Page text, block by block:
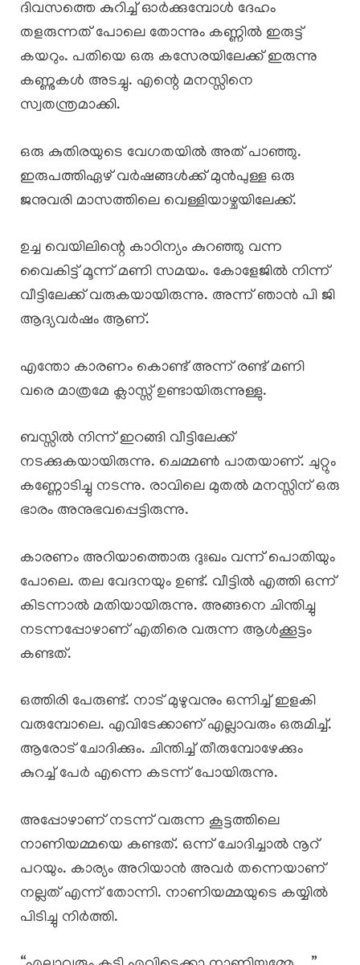
ദിവസത്തെ കുറിച്ച് ഓർക്കുമ്പോൾ ദേഹം
തളരുന്നത് പോലെ തോന്നും കണ്ണിൽ ഇരുട്ട്
കയറും. പതിയെ ഒരു കസേരയിലേക്ക് ഇരുന്നു
കണ്ണുകൾ അടച്ചു. എന്റെ മനസ്സിനെ
സ്വതന്ത്രമാക്കി.
ഒരു കുതിരയുടെ വേഗതയിൽ അത് പാഞ്ഞു.
ഇരുപത്തിഏഴ് വർഷങ്ങൾക്ക് മുൻപുള്ള ഒരു
ജനുവരി മാസത്തിലെ വെള്ളിയാഴ്ചയിലേക്ക്.
ഉച്ച വെയിലിന്റെ കാഠിന്യം കുറഞ്ഞു വന്ന
വൈകിട്ട് മൂന്ന് മണി സമയം. കോളേജിൽ നിന്ന്
വീട്ടിലേക്ക് വരുകയായിരുന്നു. അന്ന് ഞാൻ പി ജി
ആദ്യവർഷം ആണ്.
എന്തോ കാരണം കൊണ്ട് അന്ന് രണ്ട് മണി
വരെ മാത്രമേ ക്ലാസ്സ്‌ ഉണ്ടായിരുന്നുള്ളു.
ബസ്സിൽ നിന്ന് ഇറങ്ങി വീട്ടിലേക്ക്
നടക്കുകയായിരുന്നു. ചെമ്മൺ പാതയാണ്. ചുറ്റും
കണ്ണോടിച്ചു നടന്നു. രാവിലെ മുതൽ മനസ്സിന് ഒരു
ഭാരം അനുഭവപ്പെട്ടിരുന്നു.
കാരണം അറിയാത്തൊരു ദുഃഖം വന്ന് പൊതിയും
പോലെ. തല വേദനയും ഉണ്ട്. വീട്ടിൽ എത്തി ഒന്ന്
കിടന്നാൽ മതിയായിരുന്നു. അങ്ങനെ ചിന്തിച്ചു
നടന്നപ്പോഴാണ് എതിരെ വരുന്ന ആൾക്കൂട്ടം
കണ്ടത്.
ഒത്തിരി പേരുണ്ട്. നാട് മുഴുവനും ഒന്നിച്ച് ഇളകി
വരുമ്പോലെ. എവിടേക്കാണ് എല്ലാവരും ഒരുമിച്ച്.
ആരോട് ചോദിക്കും. ചിന്തിച്ച് തീരുമ്പോഴേക്കും
കുറച്ച് പേർ എന്നെ കടന്ന് പോയിരുന്നു.
അപ്പോഴാണ് നടന്ന് വരുന്ന കൂട്ടത്തിലെ
നാണിയമ്മയെ കണ്ടത്. ഒന്ന് ചോദിച്ചാൽ നൂറ്
പറയും. കാര്യം അറിയാൻ അവർ തന്നെയാണ്
നല്ലത് എന്ന് തോന്നി. നാണിയമ്മയുടെ കയ്യിൽ
പിടിച്ചു നിർത്തി.